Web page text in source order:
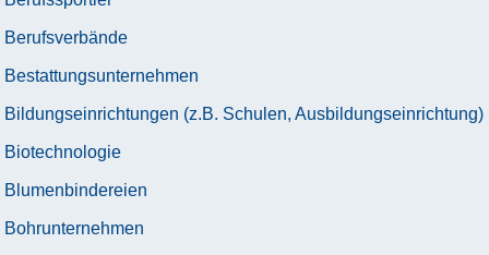
Berufsverbände
Bestattungsunternehmen
Bildungseinrichtungen (z.B. Schulen, Ausbildungseinrichtung)
Biotechnologie
Blumenbindereien
Bohrunternehmen